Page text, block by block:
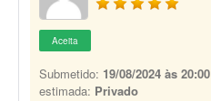
Aceita
Submetido: 19/08/2024 às 20:00
estimada: Privado